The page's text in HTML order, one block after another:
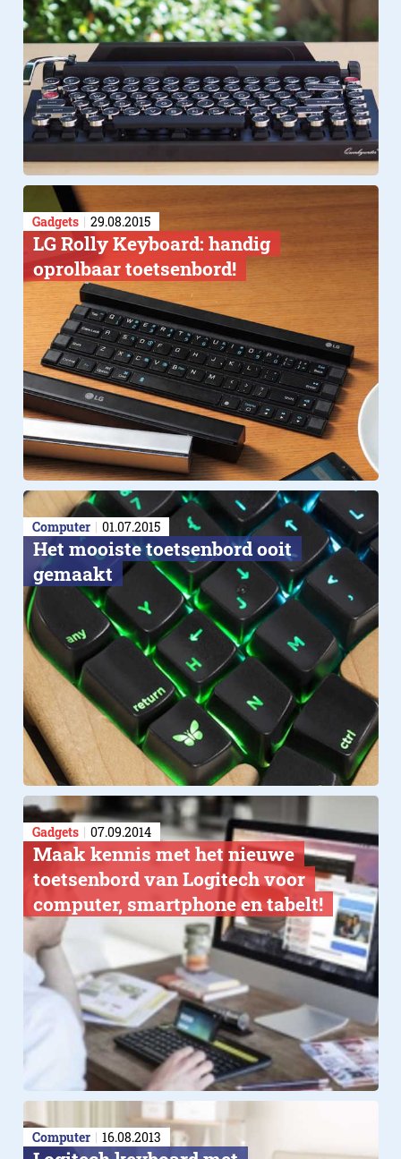
Gadgets 29.08.2015
LG Rolly Keyboard: handig
oprolbaar toetsenbord!
Computer 01.07.2015
Het mooiste toetsenbord ooit
gemaakt
Gadgets 07.09.2014
Maak kennis met het nieuwe
toetsenbord van Logitech voor
computer, smartphone en tabelt!
Computer 16.08.2013